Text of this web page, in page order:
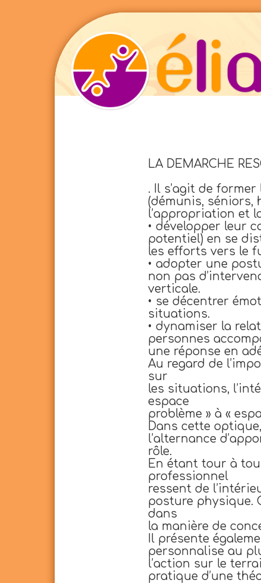
LA DEMARCHE
. Il s’agit de
(démunis, séniors,
l’appropriation et
• développer leur
potentiel) en se
les efforts vers le
• adopter une
non pas
verticale.
• se décentrer
situations.
• dynamiser la
personnes
une réponse en
Au regard de
sur
les situations,
espace
problème » à «
Dans cette
l’alternance
rôle.
En étant tour à
professionnel
ressent de
posture physique.
dans
la manière de
Il présente
personnalise au
l’action sur le
pratique d’une